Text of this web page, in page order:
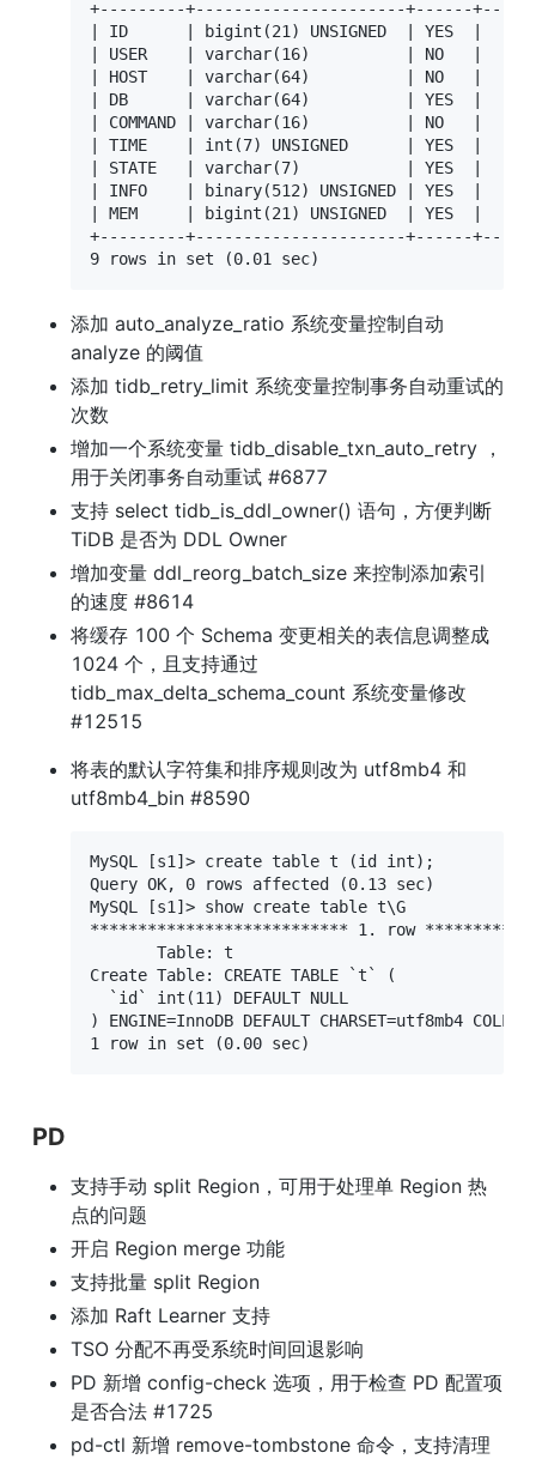
+---------+----------------------+------
| ID      | bigint(21) UNSIGNED  | YES  |
| USER    | varchar(16)          | NO   |
| HOST    | varchar(64)          | NO   |
| DB      | varchar(64)          | YES  |
| COMMAND | varchar(16)          | NO   |
| TIME    | int(7) UNSIGNED      | YES  |
| STATE   | varchar(7)           | YES  |
| INFO    | binary(512) UNSIGNED | YES  |
| MEM     | bigint(21) UNSIGNED  | YES  |
+---------+----------------------+------
9 rows in set (0.01 sec)
添加 auto_analyze_ratio 系统变量控制自动
analyze 的阈值
添加 tidb_retry_limit 系统变量控制事务自动重试的
次数
增加一个系统变量 tidb_disable_txn_auto_retry ，
用于关闭事务自动重试 #6877
支持 select tidb_is_ddl_owner() 语句，方便判断
TiDB 是否为 DDL Owner
增加变量 ddl_reorg_batch_size 来控制添加索引
的速度 #8614
将缓存 100 个 Schema 变更相关的表信息调整成
1024 个，且支持通过
tidb_max_delta_schema_count 系统变量修改
#12515
将表的默认字符集和排序规则改为 utf8mb4 和
utf8mb4_bin #8590
MySQL [s1]> create table t (id int);
Query OK, 0 rows affected (0.13 sec)
MySQL [s1]> show create table t\G
*************************** 1. row
Table: t
Create Table: CREATE TABLE `t` (
`id` int(11) DEFAULT NULL
) ENGINE=InnoDB DEFAULT CHARSET=utf8mb4
1 row in set (0.00 sec)
PD
支持手动 split Region，可用于处理单 Region 热
点的问题
开启 Region merge 功能
支持批量 split Region
添加 Raft Learner 支持
TSO 分配不再受系统时间回退影响
PD 新增 config-check 选项，用于检查 PD 配置项
是否合法 #1725
pd-ctl 新增 remove-tombstone 命令，支持清理